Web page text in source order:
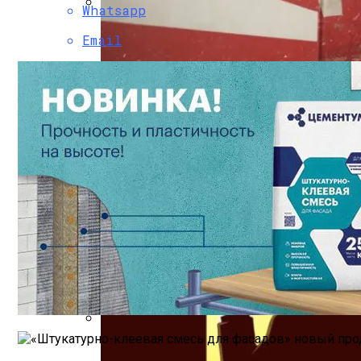
ГК «Ленстройтрест» Подписала
Гендерная Нутрициология: Женское
Почему Проблемы С Зубами Могут
Глэмпинг: Когда Природа Встречает
«Человек В Высоком Замке» Филипа К.
Whatsapp
Email